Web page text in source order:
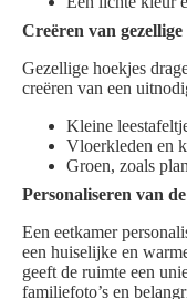
Creëren van gezellige
Gezellige hoekjes
creëren van een
Kleine
Vloerkleden en
Groen, zoals
Personaliseren van
Een eetkamer
een huiselijke en
geeft de ruimte een
familiefoto’s en